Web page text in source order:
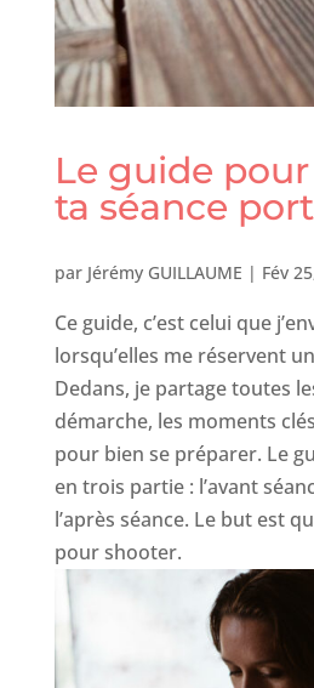
Le guide
ta séance
par Jérémy GUILLAUME | Fév
Ce guide, c’est celui que
lorsqu’elles me réservent
Dedans, je partage toutes
démarche, les moments
pour bien se préparer. Le
en trois partie : l’avant
l’après séance. Le but est
pour shooter.